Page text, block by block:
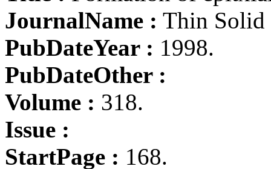
JournalName : Thin Solid
PubDateYear : 1998.
PubDateOther :
Volume : 318.
Issue :
StartPage : 168.